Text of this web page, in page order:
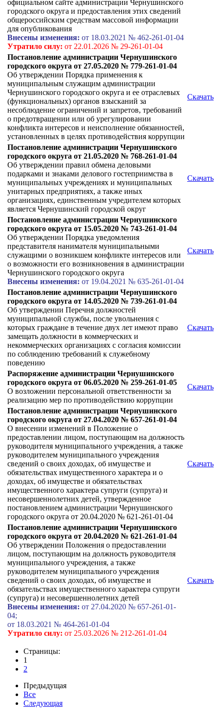
официальном сайте администрации Чернушинского
городского округа и предоставления этих сведений
общероссийским средствам массовой информации
для опубликования
Внесены изменения: от 18.03.2021 № 462-261-01-04
Утратило силу: от 22.01.2026 № 29-261-01-04
Постановление администрации Чернушинского
городского округа от 27.05.2020 № 779-261-01-04
Об утверждении Порядка применения к
муниципальным служащим администрации
Чернушинского городского округа и ее отраслевых
(функциональных) органов взысканий за
несоблюдение ограничений и запретов, требований
о предотвращении или об урегулировании
конфликта интересов и неисполнение обязанностей,
установленных в целях противодействия коррупции
Скачать
Постановление администрации Чернушинского
городского округа от 21.05.2020 № 768-261-01-04
Об утверждении правил обмена деловыми
подарками и знаками делового гостеприимства в
муниципальных учреждениях и муниципальных
унитарных предприятиях, а также иных
организациях, единственным учредителем которых
является Чернушинский городской округ
Скачать
Постановление администрации Чернушинского
городского округа от 15.05.2020 № 743-261-01-04
Об утверждении Порядка уведомления
представителя нанимателя муниципальными
служащими о возникшем конфликте интересов или
о возможности его возникновения в администрации
Чернушинского городского округа
Внесены изменения: от 19.04.2021 № 635-261-01-04
Скачать
Постановление администрации Чернушинского
городского округа от 14.05.2020 № 739-261-01-04
Об утверждении Перечня должностей
муниципальной службы, после увольнения с
которых граждане в течение двух лет имеют право
замещать должности в коммерческих и
некоммерческих организациях с согласия комиссии
по соблюдению требований к служебному
поведению
Скачать
Распоряжение администрации Чернушинского
городского округа от 06.05.2020 № 259-261-01-05
О возложении персональной ответственности за
реализацию мер по противодействию коррупции
Скачать
Постановление администрации Чернушинского
городского округа от 27.04.2020 № 657-261-01-04
О внесении изменений в Положение о
предоставлении лицом, поступающим на должность
руководителя муниципального учреждения, а также
руководителем муниципального учреждения
сведений о своих доходах, об имуществе и
обязательствах имущественного характера и о
доходах, об имуществе и обязательствах
имущественного характера супруги (супруга) и
несовершеннолетних детей, утвержденное
постановлением администрации Чернушинского
городского округа от 20.04.2020 № 621-261-01-04
Скачать
Постановление администрации Чернушинского
городского округа от 20.04.2020 № 621-261-01-04
Об утверждении Положения о предоставлении
лицом, поступающим на должность руководителя
муниципального учреждения, а также
руководителем муниципального учреждения
сведений о своих доходах, об имуществе и
обязательствах имущественного характера супруги
(супруга) и несовершеннолетних детей
Внесены изменения: от 27.04.2020 № 657-261-01-
04;
от 18.03.2021 № 464-261-01-04
Утратило силу: от 25.03.2026 № 212-261-01-04
Скачать
Страницы:
1
2
Предыдущая
Все
Следующая